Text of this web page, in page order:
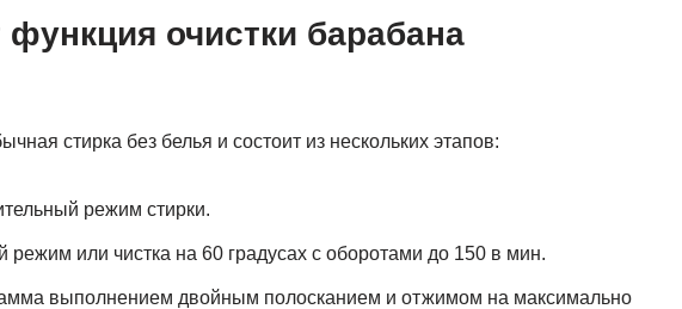
функция очистки барабана
стирка без белья и состоит из нескольких этапов:
режим стирки.
режим или чистка на 60 градусах с оборотами до 150 в мин.
выполнением двойным полосканием и отжимом на максимально